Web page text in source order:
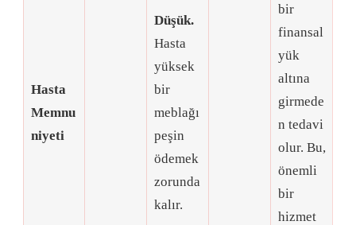
Hasta
Memnu
niyeti
Düşük.
Hasta
yüksek
bir
meblağı
peşin
ödemek
zorunda
kalır.
bir
finansal
yük
altına
girmede
n tedavi
olur. Bu,
önemli
bir
hizmet